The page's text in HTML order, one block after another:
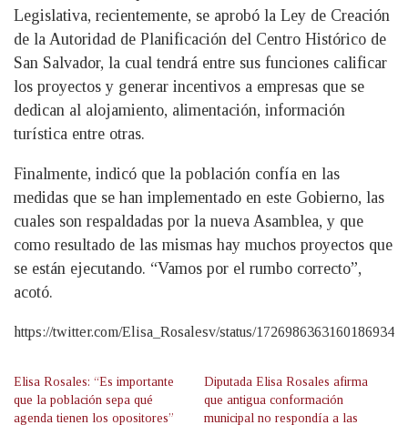
Legislativa, recientemente, se aprobó la Ley de Creación
de la Autoridad de Planificación del Centro Histórico de
San Salvador, la cual tendrá entre sus funciones calificar
los proyectos y generar incentivos a empresas que se
dedican al alojamiento, alimentación, información
turística entre otras.
Finalmente, indicó que la población confía en las
medidas que se han implementado en este Gobierno, las
cuales son respaldadas por la nueva Asamblea, y que
como resultado de las mismas hay muchos proyectos que
se están ejecutando. “Vamos por el rumbo correcto”,
acotó.
https://twitter.com/Elisa_Rosalesv/status/1726986363160186934
Elisa Rosales: “Es importante
que la población sepa qué
agenda tienen los opositores”
Diputada Elisa Rosales afirma
que antigua conformación
municipal no respondía a las